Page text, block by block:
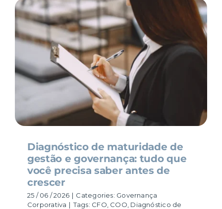
Diagnóstico de maturidade de
gestão e governança: tudo que
você precisa saber antes de
crescer
25 / 06 / 2026 | Categories: Governança
Corporativa | Tags: CFO COO Diagnóstico de